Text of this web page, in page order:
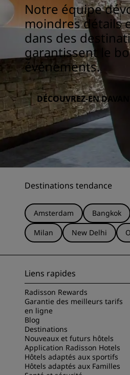
Notre équipe
moindres détails
dans des
garantissent le
événements.
DÉCOUVREZ-EN
Destinations tendance
Amsterdam Bangkok
Milan
New Delhi
Liens rapides
Radisson Rewards
Garantie des meilleurs tarifs
en ligne
Blog
Destinations
Nouveaux et futurs hôtels
Application Radisson Hotels
Hôtels adaptés aux sportifs
Hôtels adaptés aux Familles